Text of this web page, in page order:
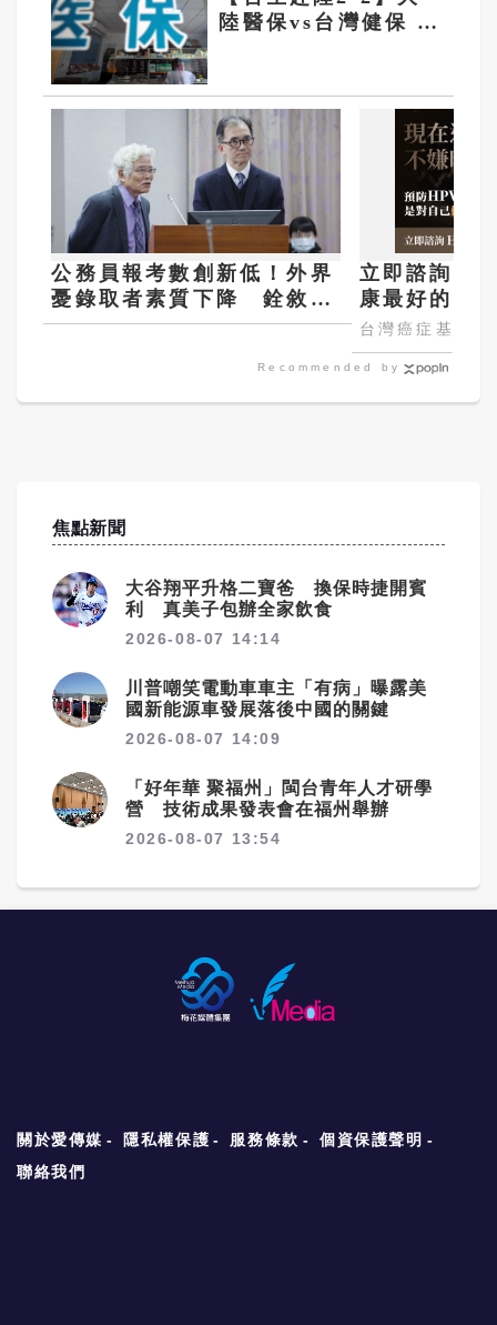
陸醫保vs台灣健保 主
公務員報考數創新低！外界
憂錄取者素質下降 銓敘部
長提數據反駁
立即諮詢
康最好的投
嫌晚！
台灣癌症基金會
Recommended by
焦點新聞
大谷翔平升格二寶爸 換保時捷開賓
利 真美子包辦全家飲食
2026-08-07 14:14
川普嘲笑電動車車主「有病」曝露美
國新能源車發展落後中國的關鍵
2026-08-07 14:09
「好年華 聚福州」閩台青年人才研學
營 技術成果發表會在福州舉辦
2026-08-07 13:54
關於愛傳媒 隱私權保護 服務條款
個資保護聲明
聯絡我們